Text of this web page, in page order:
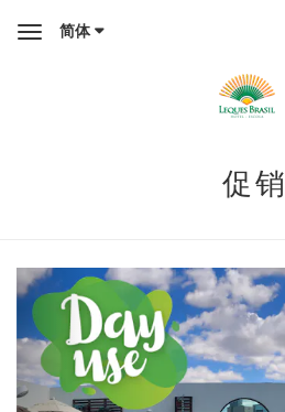
Toggle简体
促销
Previous